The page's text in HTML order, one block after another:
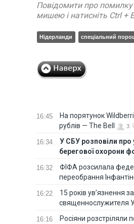
Повідомити про помилку
мишею і натисніть Ctrl +
Нідерланди спеціальний
16:45
На порятунок
рублів — The Bell
3
16:34
У СБУ розповіли
берегової охорони
16:32
ФІФА розсилала
переобрання
16:22
15 років ув’язнення
священнослужителя
16:16
Росіяни розстріляли